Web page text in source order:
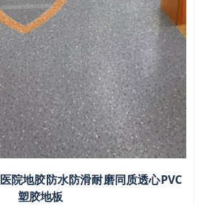
院地胶防水防滑耐磨同质透心PVC
塑胶地板